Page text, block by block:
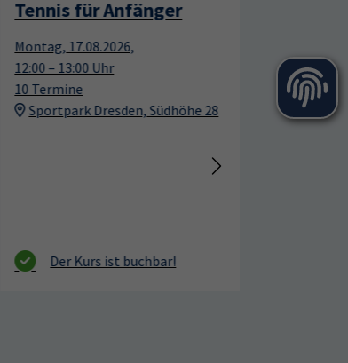
Tennis für Anfänger
Montag, 17.08.2026,
12:00 – 13:00 Uhr
10 Termine
Sportpark Dresden, Südhöhe 28
Aug.